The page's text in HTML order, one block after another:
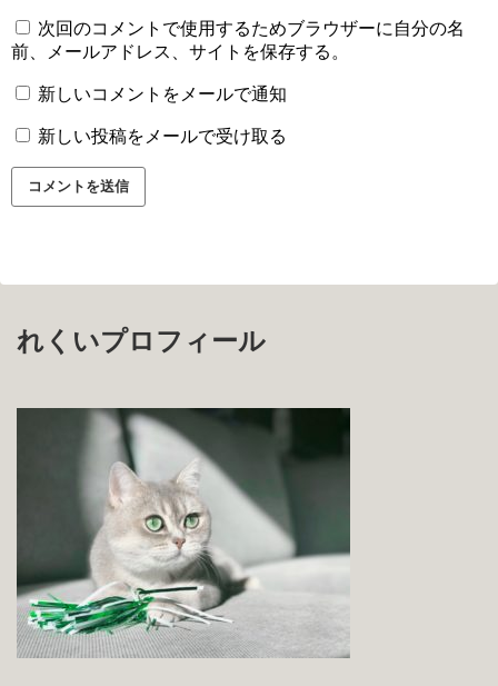
次回のコメントで使用するためブラウザーに自分の名
前、メールアドレス、サイトを保存する。
新しいコメントをメールで通知
新しい投稿をメールで受け取る
れくいプロフィール